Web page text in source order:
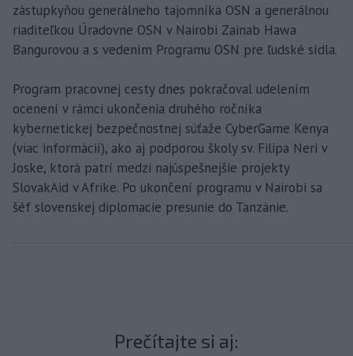
zástupkyňou generálneho tajomníka OSN a generálnou
riaditeľkou Úradovne OSN v Nairobi Zainab Hawa
Bangurovou a s vedením Programu OSN pre ľudské sídla.
Program pracovnej cesty dnes pokračoval udelením
ocenení v rámci ukončenia druhého ročníka
kybernetickej bezpečnostnej súťaže CyberGame Kenya
(viac informácií), ako aj podporou školy sv. Filipa Neri v
Joske, ktorá patrí medzi najúspešnejšie projekty
SlovakAid v Afrike. Po ukončení programu v Nairobi sa
šéf slovenskej diplomacie presunie do Tanzánie.
Prečítajte si aj: